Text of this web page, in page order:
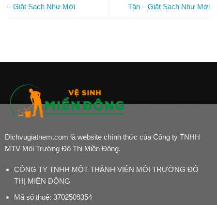
– Giặt Sạch Như Mới
Tân – Giặt Sạch Như Mới
Dichvugiatnem.com là website chính thức của Công ty TNHH
MTV Môi Trường Đô Thị Miền Đông.
CÔNG TY TNHH MỘT THÀNH VIÊN MÔI TRƯỜNG ĐÔ
THỊ MIỀN ĐÔNG
Mã số thuế: 3702509354